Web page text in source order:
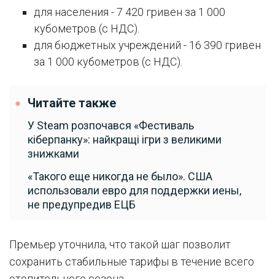
для населения - 7 420 гривен за 1 000
кубометров (с НДС).
для бюджетных учреждений - 16 390 гривен
за 1 000 кубометров (с НДС).
Читайте также
У Steam розпочався «Фестиваль
кіберпанку»: найкращі ігри з великими
знижками
«Такого еще никогда не было». США
использовали евро для поддержки иены,
не предупредив ЕЦБ
Премьер уточнила, что такой шаг позволит
сохранить стабильные тарифы в течение всего